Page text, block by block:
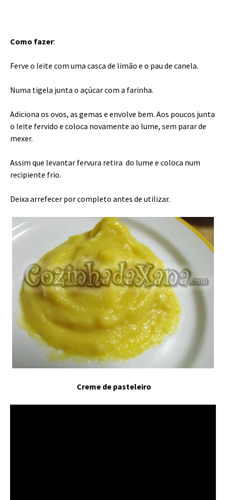
Como fazer:
Ferve o leite com uma casca de limão e o pau de canela.
Numa tigela junta o açúcar com a farinha.
Adiciona os ovos, as gemas e envolve bem. Aos poucos junta
o leite fervido e coloca novamente ao lume, sem parar de
mexer.
Assim que levantar fervura retira do lume e coloca num
recipiente frio.
Deixa arrefecer por completo antes de utilizar.
Creme de pasteleiro